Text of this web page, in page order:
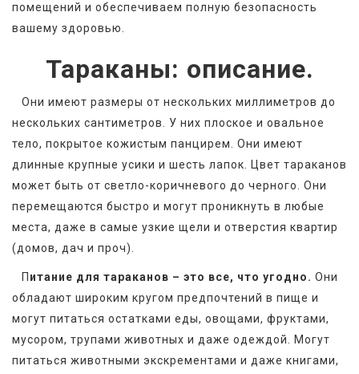
помещений и обеспечиваем полную безопасность
вашему здоровью.
Тараканы: описание.
Они имеют размеры от нескольких миллиметров до
нескольких сантиметров. У них плоское и овальное
тело, покрытое кожистым панцирем. Они имеют
длинные крупные усики и шесть лапок. Цвет тараканов
может быть от светло-коричневого до черного. Они
перемещаются быстро и могут проникнуть в любые
места, даже в самые узкие щели и отверстия квартир
(домов, дач и проч).
П итание для тараканов – это все, что угодно. Они
обладают широким кругом предпочтений в пище и
могут питаться остатками еды, овощами, фруктами,
мусором, трупами животных и даже одеждой. Могут
питаться животными экскрементами и даже книгами,